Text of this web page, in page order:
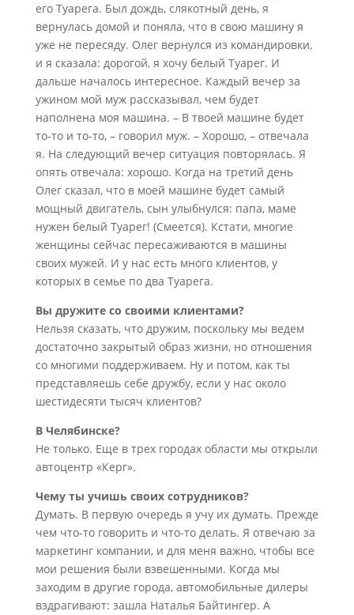
его Туарега. Был дождь, слякотный день, я
вернулась домой и поняла, что в свою машину я
уже не пересяду. Олег вернулся из командировки,
и я сказала: дорогой, я хочу белый Туарег. И
дальше началось интересное. Каждый вечер за
ужином мой муж рассказывал, чем будет
наполнена моя машина. – В твоей машине будет
то-то и то-то, – говорил муж. – Хорошо, – отвечала
я. На следующий вечер ситуация повторялась. Я
опять отвечала: хорошо. Когда на третий день
Олег сказал, что в моей машине будет самый
мощный двигатель, сын улыбнулся: папа, маме
нужен белый Туарег! (Смеется). Кстати, многие
женщины сейчас пересаживаются в машины
своих мужей. И у нас есть много клиентов, у
которых в семье по два Туарега.
Вы дружите со своими клиентами?
Нельзя сказать, что дружим, поскольку мы ведем
достаточно закрытый образ жизни, но отношения
со многими поддерживаем. Ну и потом, как ты
представляешь себе дружбу, если у нас около
шестидесяти тысяч клиентов?
В Челябинске?
Не только. Еще в трех городах области мы открыли
автоцентр «Керг».
Чему ты учишь своих сотрудников?
Думать. В первую очередь я учу их думать. Прежде
чем что-то говорить и что-то делать. Я отвечаю за
маркетинг компании, и для меня важно, чтобы все
мои решения были взвешенными. Когда мы
заходим в другие города, автомобильные дилеры
вздрагивают: зашла Наталья Байтингер. А